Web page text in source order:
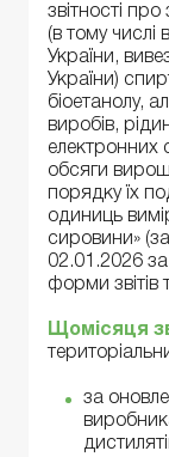
звітності
(в тому числі
України,
України)
біоетанолу,
виробів,
електронних
обсяги
порядку їх
одиниць
сировини»
02.01.2026
форми звітів
Щомісяця
за